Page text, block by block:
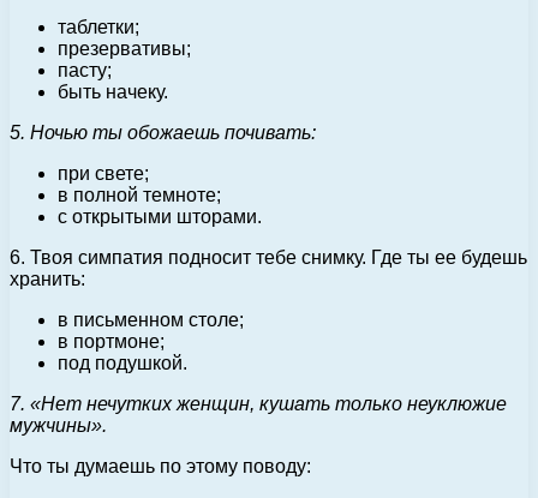
таблетки;
презервативы;
пасту;
быть начеку.
5. Ночью ты обожаешь почивать:
при свете;
в полной темноте;
с открытыми шторами.
6. Твоя симпатия подносит тебе снимку. Где ты ее будешь
хранить:
в письменном столе;
в портмоне;
под подушкой.
7. «Нет нечутких женщин, кушать только неуклюжие
мужчины».
Что ты думаешь по этому поводу: